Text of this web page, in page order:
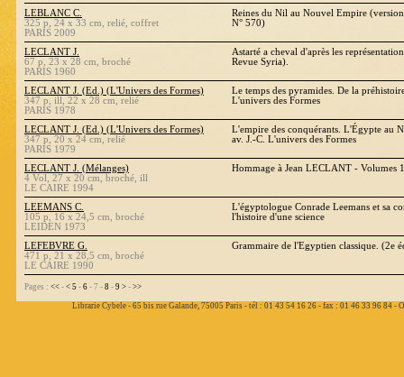
LEBLANC C.
325 p, 24 x 33 cm, relié, coffret
PARIS 2009
Reines du Nil au Nouvel Empire
N° 570)
LECLANT J.
67 p, 23 x 28 cm, broché
PARIS 1960
Astarté a cheval d'après les
Revue Syria).
LECLANT J. (Ed.) (L'Univers des Formes)
347 p, ill, 22 x 28 cm, relié
PARIS 1978
Le temps des pyramides. De la
L'univers des Formes
LECLANT J. (Ed.) (L'Univers des Formes)
347 p, 20 x 24 cm, relié
PARIS 1979
L'empire des conquérants. L'Égypte au
av. J.-C. L'univers des Formes
LECLANT J. (Mélanges)
4 Vol, 27 x 20 cm, broché, ill
LE CAIRE 1994
Hommage à Jean LECLANT - Volumes
LEEMANS C.
105 p, 16 x 24,5 cm, broché
LEIDEN 1973
L'égyptologue Conrade Leemans et sa
l'histoire d'une science
LEFEBVRE G.
471 p, 21 x 28,5 cm, broché
LE CAIRE 1990
Grammaire de l'Egyptien classique. (2e
Pages : << - < 5 - 6 - 7 - 8 - 9 > - >>
Librarie Cybele - 65 bis rue Galande, 75005 Paris - tél : 01 43 54 16 26 - fax : 01 46 33 96 84